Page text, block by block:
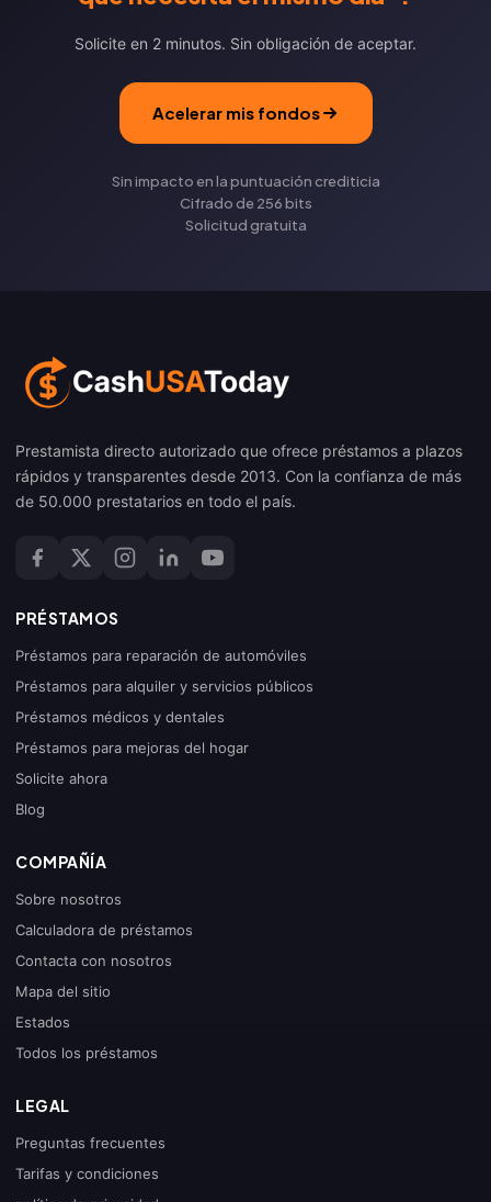
Solicite en 2 minutos. Sin obligación de aceptar.
Acelerar mis fondos
Sin impacto en la puntuación crediticia
Cifrado de 256 bits
Solicitud gratuita
Prestamista directo autorizado que ofrece préstamos a plazos
rápidos y transparentes desde 2013. Con la confianza de más
de 50.000 prestatarios en todo el país.
PRÉSTAMOS
Préstamos para reparación de automóviles
Préstamos para alquiler y servicios públicos
Préstamos médicos y dentales
Préstamos para mejoras del hogar
Solicite ahora
Blog
COMPAÑÍA
Sobre nosotros
Calculadora de préstamos
Contacta con nosotros
Mapa del sitio
Estados
Todos los préstamos
LEGAL
Preguntas frecuentes
Tarifas y condiciones